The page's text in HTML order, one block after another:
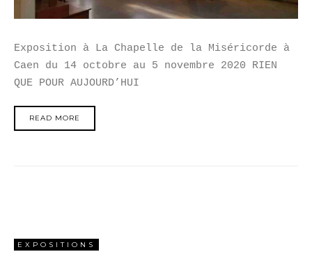
Exposition à La Chapelle de la Miséricorde à
Caen du 14 octobre au 5 novembre 2020 RIEN
QUE POUR AUJOURD’HUI
READ MORE
EXPOSITIONS